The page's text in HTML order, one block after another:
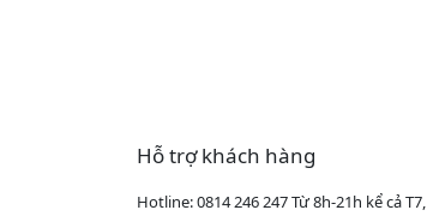
Hỗ trợ khách hàng
Hotline: 0814 246 247 Từ 8h-21h kể cả T7,